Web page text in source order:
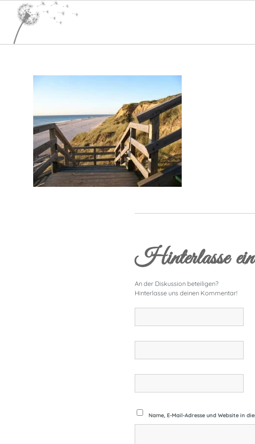
Hinterlasse
An der Diskussion beteiligen?
Hinterlasse uns deinen Kommentar!
Name, E-Mail-Adresse und Website in